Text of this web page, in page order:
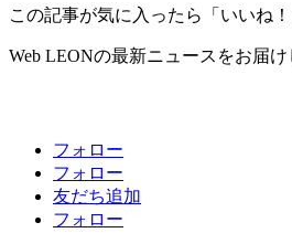
この記事が気に入ったら「いいね
Web LEONの最新ニュースをお届け
フォロー
フォロー
友だち追加
フォロー